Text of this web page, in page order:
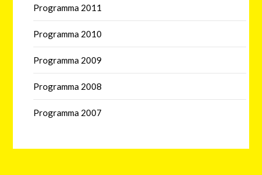
Programma 2011
Programma 2010
Programma 2009
Programma 2008
Programma 2007